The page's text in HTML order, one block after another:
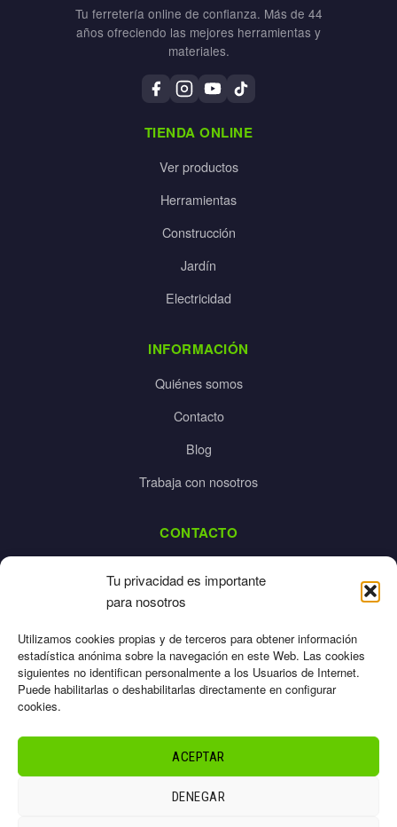
Tu privacidad es importante
para nosotros
Utilizamos cookies propias y de terceros para obtener información
estadística anónima sobre la navegación en este Web. Las cookies
siguientes no identifican personalmente a los Usuarios de Internet.
Puede habilitarlas o deshabilitarlas directamente en configurar
cookies.
ACEPTAR
DENEGAR
Tu ferretería online de confianza. Más de 44
años ofreciendo las mejores herramientas y
materiales.
TIENDA ONLINE
Ver productos
Herramientas
Construcción
Jardín
Electricidad
INFORMACIÓN
Quiénes somos
Contacto
Blog
Trabaja con nosotros
CONTACTO
925 532 213
Cookies
Términos
Sitemap